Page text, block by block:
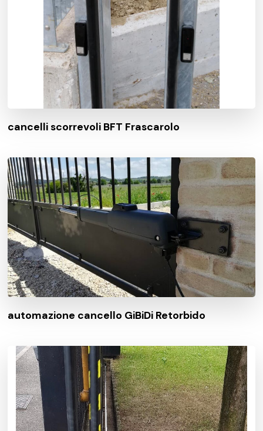
cancelli scorrevoli BFT Frascarolo
automazione cancello GiBiDi Retorbido